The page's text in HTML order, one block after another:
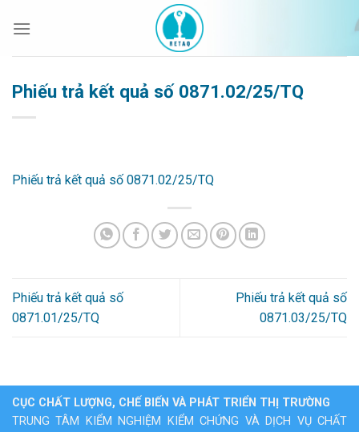
qua
Phiếu trả kết quả số 0871.02/25/TQ
Phiếu trả kết quả số 0871.02/25/TQ
Phiếu trả kết quả số
0871.01/25/TQ
Phiếu trả kết quả số
0871.03/25/TQ
CỤC CHẤT LƯỢNG, CHẾ BIẾN VÀ PHÁT TRIỂN THỊ TRƯỜNG
TRUNG TÂM KIỂM NGHIỆM KIỂM CHỨNG VÀ DỊCH VỤ CHẤT